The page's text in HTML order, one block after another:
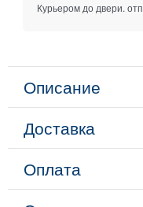
Курьером до двери.
Описание
Доставка
Оплата